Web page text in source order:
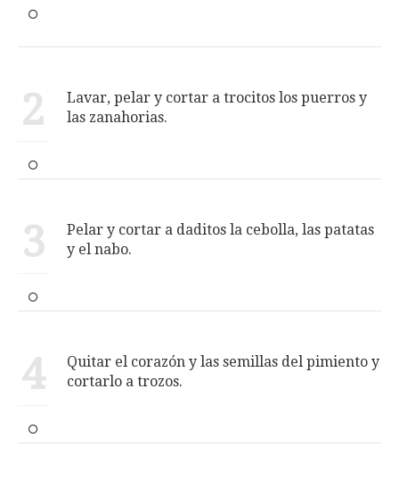
2
Lavar, pelar y cortar a trocitos los puerros y
las zanahorias.
3
Pelar y cortar a daditos la cebolla, las patatas
y el nabo.
4
Quitar el corazón y las semillas del pimiento y
cortarlo a trozos.